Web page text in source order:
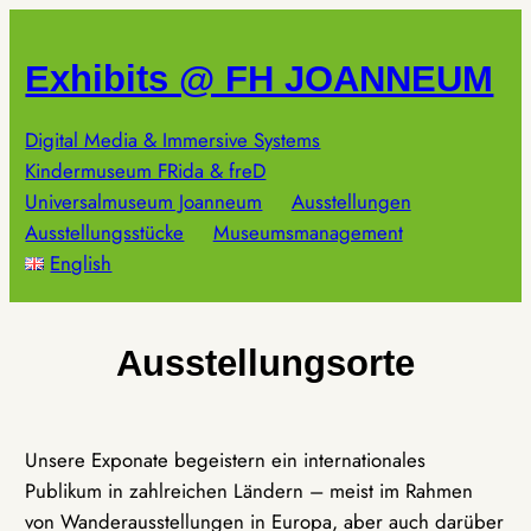
springen
Exhibits @ FH JOANNEUM
Digital Media & Immersive Systems
Kindermuseum FRida & freD
Universalmuseum Joanneum
Ausstellungen
Ausstellungsstücke
Museumsmanagement
English
Ausstellungsorte
Unsere Exponate begeistern ein internationales
Publikum in zahlreichen Ländern – meist im Rahmen
von Wanderausstellungen in Europa, aber auch darüber